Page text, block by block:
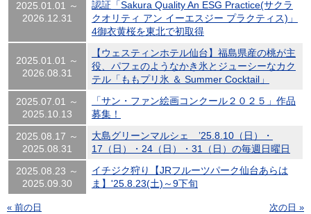
2025.01.01 ～
2026.12.31
認証「Sakura Quality An ESG Practice(サクラ
クオリティ アン イーエスジー プラクティス)」
4御衣黄桜を東北で初取得
2025.01.01 ～
2026.08.31
【ウェスティンホテル仙台】福島県産の桃が主
役、パフェのようなかき氷とジューシーなカク
テル「ももプリ氷 ＆ Summer Cocktail」
2025.07.01 ～
2025.10.13
「サン・ファン絵画コンクール２０２５」作品
募集！
2025.08.17 ～
2025.08.31
大島グリーンマルシェ ’25.8.10（日）・
17（日）・24（日）・31（日）の毎週日曜日
2025.08.23 ～
2025.09.30
イチジク狩り【JRフルーツパーク仙台あらは
ま】'25.8.23(土)～9下旬
« 前の日 次の日 »